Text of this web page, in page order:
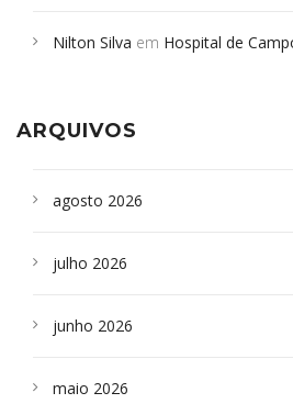
Campoformosenses que morreram
Nilton Silva em Hospital de
ARQUIVOS
agosto 2026
julho 2026
junho 2026
maio 2026